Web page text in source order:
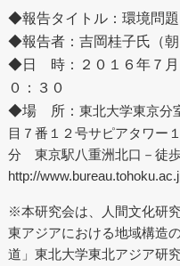
◆報告タイトル：環境問
◆報告者：吉岡桂子氏（朝
◆日 時：２０１６年７月
０：３０
◆場 所： 東北大学東京分
目７番１２号サピアタワー
分 東京駅八重洲北口－徒歩
http://
※本研究会は、人間文化研
東アジアにおける地域構造
道」東北大学東北アジア研